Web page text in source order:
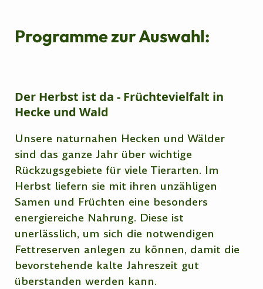
Programme zur Auswahl:
Der Herbst ist da - Früchtevielfalt in
Hecke und Wald
Unsere naturnahen Hecken und Wälder
sind das ganze Jahr über wichtige
Rückzugsgebiete für viele Tierarten. Im
Herbst liefern sie mit ihren unzähligen
Samen und Früchten eine besonders
energiereiche Nahrung. Diese ist
unerlässlich, um sich die notwendigen
Fettreserven anlegen zu können, damit die
bevorstehende kalte Jahreszeit gut
überstanden werden kann.